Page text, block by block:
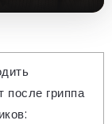
после гриппа